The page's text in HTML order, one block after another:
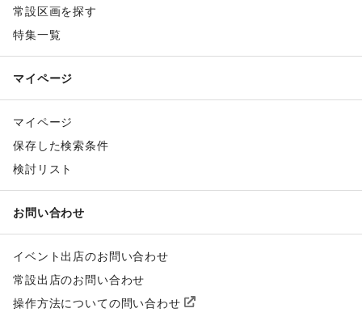
常設区画を探す
特集一覧
マイページ
マイページ
保存した検索条件
検討リスト
お問い合わせ
イベント出店のお問い合わせ
常設出店のお問い合わせ
操作方法についての問い合わせ